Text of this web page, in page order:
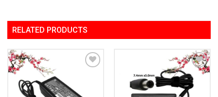
RELATED PRODUCTS
Add to
Wishlist